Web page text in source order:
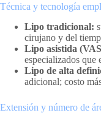
Técnica y tecnología
Lipo tradicional:
cirujano y del
Lipo asistida
especializados que
Lipo de alta
adicional; costo
Extensión y número de